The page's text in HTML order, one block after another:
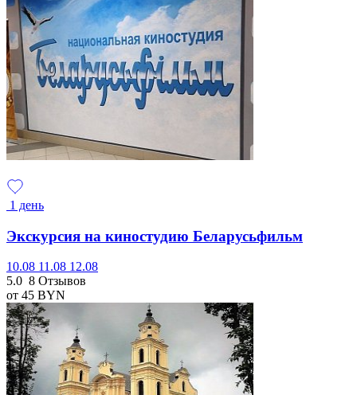
1 день
Экскурсия на киностудию Беларусьфильм
10.08 11.08 12.08
5.0 8 Отзывов
от 45 BYN